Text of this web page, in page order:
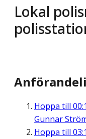
Lokal
Hoppa till
Gunnar
Hoppa till